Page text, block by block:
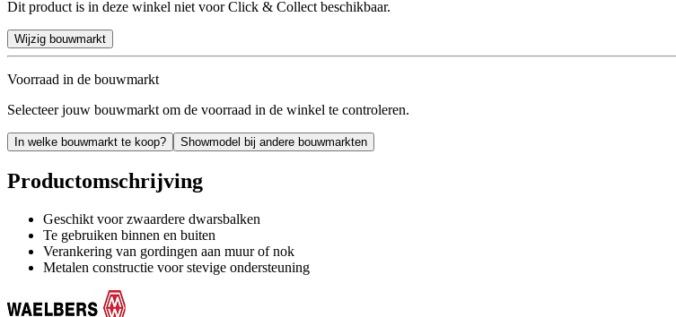
Dit product is in deze winkel niet voor Click & Collect beschikbaar.
Wijzig bouwmarkt
Voorraad in de bouwmarkt
Selecteer jouw bouwmarkt om de voorraad in de winkel te controleren.
In welke bouwmarkt te koop? Showmodel bij andere bouwmarkten
Productomschrijving
Geschikt voor zwaardere dwarsbalken
Te gebruiken binnen en buiten
Verankering van gordingen aan muur of nok
Metalen constructie voor stevige ondersteuning